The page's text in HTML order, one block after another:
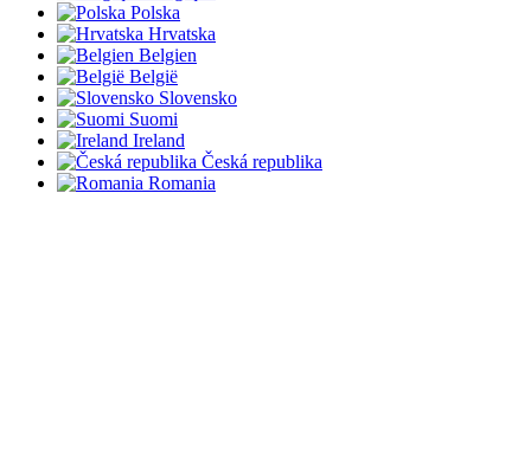
Polska
Hrvatska
Belgien
België
Slovensko
Suomi
Ireland
Česká republika
Romania